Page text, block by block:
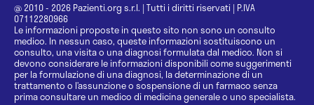
@ 2010 - 2026 Pazienti.org s.r.l. | Tutti i diritti riservati | P.IVA
07112280966
Le informazioni proposte in questo sito non sono un consulto
medico. In nessun caso, queste informazioni sostituiscono un
consulto, una visita o una diagnosi formulata dal medico. Non si
devono considerare le informazioni disponibili come suggerimenti
per la formulazione di una diagnosi, la determinazione di un
trattamento o l’assunzione o sospensione di un farmaco senza
prima consultare un medico di medicina generale o uno specialista.